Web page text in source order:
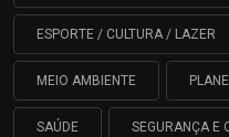
ESPORTE / CULTURA / LAZER
MEIO AMBIENTE
SAÚDE SEGURANÇA E